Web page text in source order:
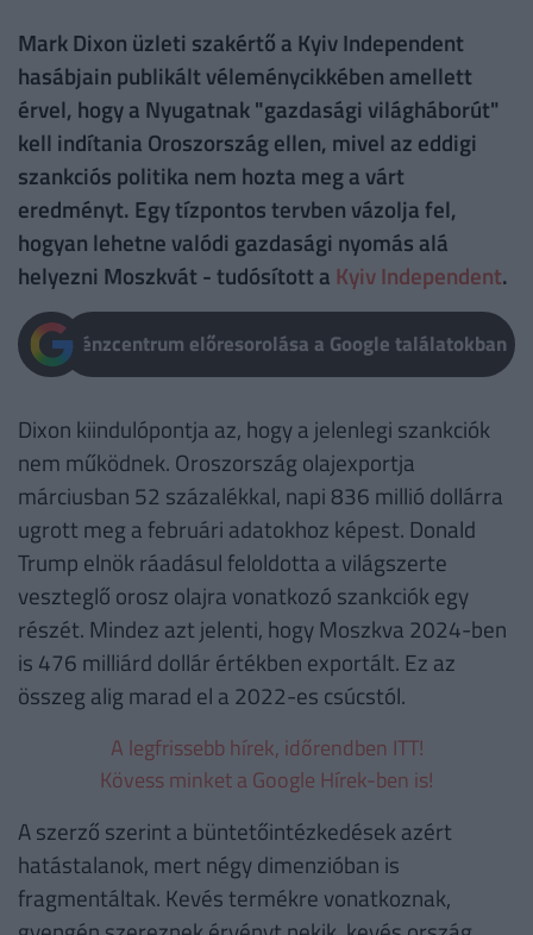
Mark Dixon üzleti szakértő a Kyiv Independent
hasábjain publikált véleménycikkében amellett
érvel, hogy a Nyugatnak "gazdasági világháborút"
kell indítania Oroszország ellen, mivel az eddigi
szankciós politika nem hozta meg a várt
eredményt. Egy tízpontos tervben vázolja fel,
hogyan lehetne valódi gazdasági nyomás alá
helyezni Moszkvát - tudósított a Kyiv Independent.
Pénzcentrum előresorolása a Google találatokban
Dixon kiindulópontja az, hogy a jelenlegi szankciók
nem működnek. Oroszország olajexportja
márciusban 52 százalékkal, napi 836 millió dollárra
ugrott meg a februári adatokhoz képest. Donald
Trump elnök ráadásul feloldotta a világszerte
veszteglő orosz olajra vonatkozó szankciók egy
részét. Mindez azt jelenti, hogy Moszkva 2024-ben
is 476 milliárd dollár értékben exportált. Ez az
összeg alig marad el a 2022-es csúcstól.
A legfrissebb hírek, időrendben ITT!
Kövess minket a Google Hírek-ben is!
A szerző szerint a büntetőintézkedések azért
hatástalanok, mert négy dimenzióban is
fragmentáltak. Kevés termékre vonatkoznak,